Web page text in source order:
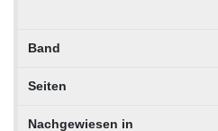
Band
Seiten
Nachgewiesen in